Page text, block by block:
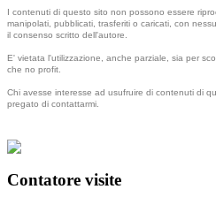
I contenuti di questo sito non possono essere
manipolati, pubblicati, trasferiti o caricati, con
il consenso scritto dell'autore.
E' vietata l'utilizzazione, anche parziale, sia per
che no profit.
Chi avesse interesse ad usufruire di contenuti di
pregato di contattarmi.
Contatore visite